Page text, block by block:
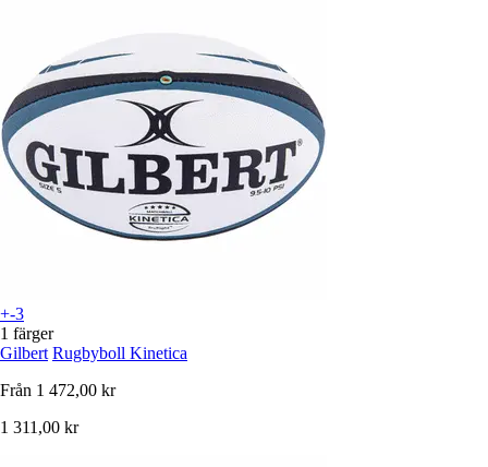
+-3
1 färger
Gilbert Rugbyboll Kinetica
Från 1 472,00 kr
1 311,00 kr